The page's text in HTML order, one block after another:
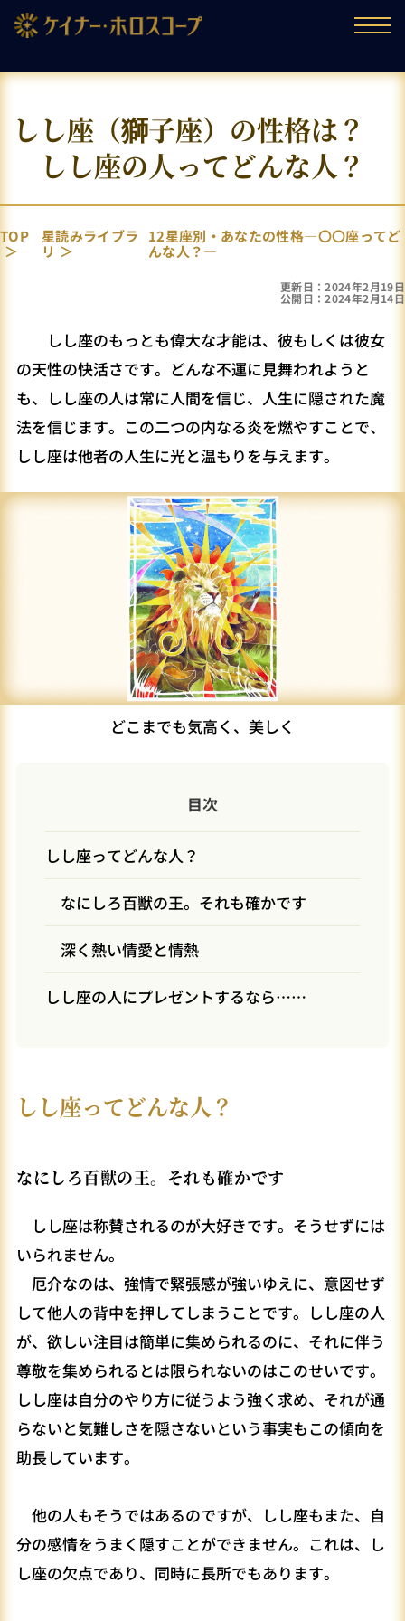
しし座（獅子座）の性格は？
しし座の人ってどんな人？
TOP
星読みライブラ
リ
12星座別・あなたの性格―〇〇座ってど
んな人？―
更新日：2024年2月19日
公開日：2024年2月14日
しし座のもっとも偉大な才能は、彼もしくは彼女
の天性の快活さです。どんな不運に見舞われようと
も、しし座の人は常に人間を信じ、人生に隠された魔
法を信じます。この二つの内なる炎を燃やすことで、
しし座は他者の人生に光と温もりを与えます。
どこまでも気高く、美しく
目次
しし座ってどんな人？
なにしろ百獣の王。それも確かです
深く熱い情愛と情熱
しし座の人にプレゼントするなら……
しし座ってどんな人？
なにしろ百獣の王。それも確かです
しし座は称賛されるのが大好きです。そうせずには
いられません。
厄介なのは、強情で緊張感が強いゆえに、意図せず
して他人の背中を押してしまうことです。しし座の人
が、欲しい注目は簡単に集められるのに、それに伴う
尊敬を集められるとは限られないのはこのせいです。
しし座は自分のやり方に従うよう強く求め、それが通
らないと気難しさを隠さないという事実もこの傾向を
助長しています。
他の人もそうではあるのですが、しし座もまた、自
分の感情をうまく隠すことができません。これは、し
し座の欠点であり、同時に長所でもあります。